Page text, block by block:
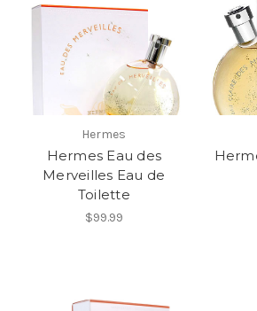
Hermes
Hermes Eau des
Merveilles Eau de
Toilette
$99.99